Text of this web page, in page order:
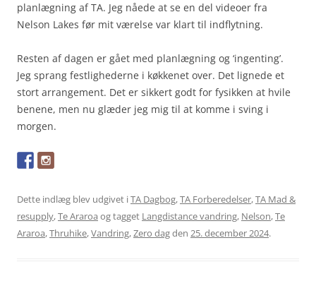
planlægning af TA. Jeg nåede at se en del videoer fra
Nelson Lakes før mit værelse var klart til indflytning.
Resten af dagen er gået med planlægning og ‘ingenting’.
Jeg sprang festlighederne i køkkenet over. Det lignede et
stort arrangement. Det er sikkert godt for fysikken at hvile
benene, men nu glæder jeg mig til at komme i sving i
morgen.
Dette indlæg blev udgivet iTA Dagbog,TA Forberedelser,TA Mad &
resupply,Te Araroa og tagget Langdistance vandring, Nelson,Te
Araroa,Thruhike,Vandring,Zero dagden 25. december 2024.